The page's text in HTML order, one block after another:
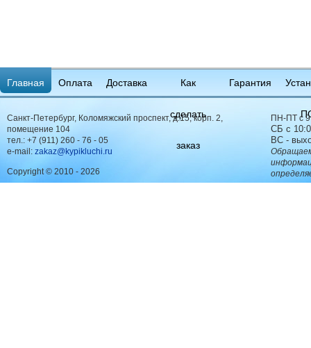
Главная Оплата Доставка Как
сделать
заказ
Гарантия
Copyright © 2010 - 2026
Санкт-Петербург, Коломяжский проспект, д.15, корп. 2,
помещение 104
тел.: +7 (911) 260 - 76 - 05
e-mail: zakaz@kypikluchi.ru
ПН-ПТ с
СБ с
ВС -